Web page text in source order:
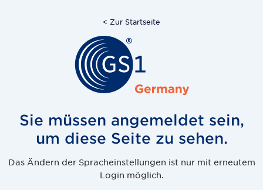
< Zur Startseite
Sie müssen angemeldet sein,
um diese Seite zu sehen.
Das Ändern der Spracheinstellungen ist nur mit erneutem
Login möglich.